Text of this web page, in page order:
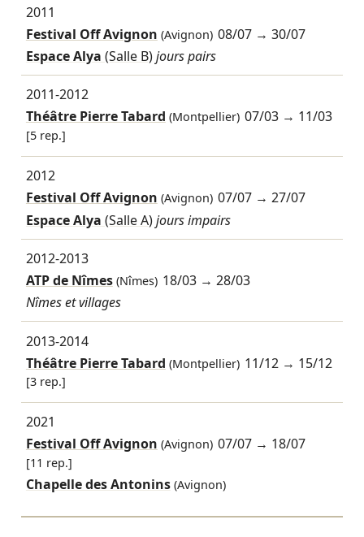
2011
Festival Off Avignon (Avignon) 08/07 →30/07
Espace Alya (Salle B)jours pairs
2011-2012
Théâtre Pierre Tabard (Montpellier) 07/03 → 11/03
[5 rep.]
2012
Festival Off Avignon (Avignon) 07/07 →27/07
Espace Alya (Salle A)jours impairs
2012-2013
ATP de Nîmes(Nîmes) 18/03 →28/03
Nîmes et villages
2013-2014
Théâtre Pierre Tabard (Montpellier) 11/12 → 15/12
[3 rep.]
2021
Festival Off Avignon (Avignon) 07/07 → 18/07
[11 rep.]
Chapelle des Antonins (Avignon)